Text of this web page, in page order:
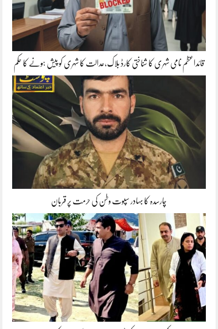
قائداعظم نامی شہری کا شناختی کارڈ بلاک،عدالت کا شہری کو پیش ہونے کا حکم
چارسدہ کا بہادر سپوت وطن کی حرمت پر قربان